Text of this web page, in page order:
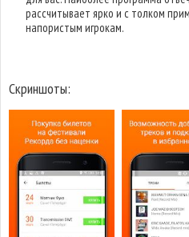
рассчитывает ярко и с толком
напористым игрокам.
Скриншоты: